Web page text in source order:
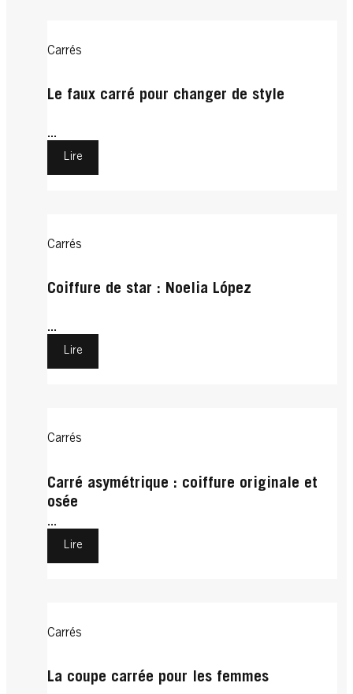
Carrés
Le faux carré pour changer de style
...
Lire
Carrés
Coiffure de star : Noelia López
...
Lire
Carrés
Carré asymétrique : coiffure originale et
osée
...
Lire
Carrés
La coupe carrée pour les femmes